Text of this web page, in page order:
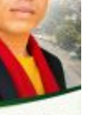
खडैचा